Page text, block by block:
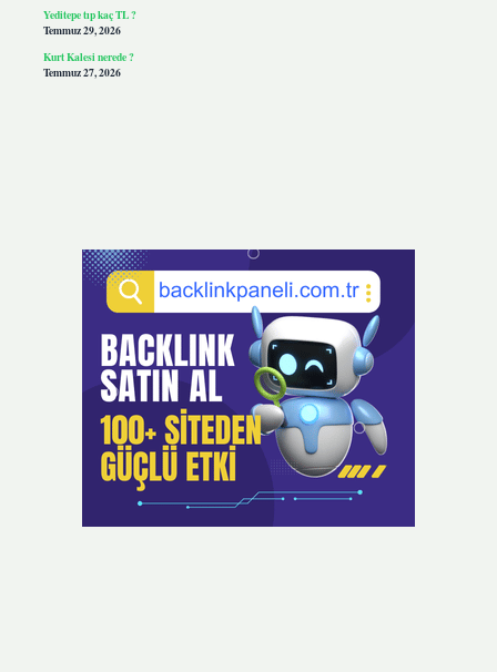
Yeditepe tıp kaç TL ?
Temmuz 29, 2026
Kurt Kalesi nerede ?
Temmuz 27, 2026